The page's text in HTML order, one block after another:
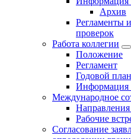
Архив
Регламенты
проверок
Работа коллегии
Положение
Регламент
Годовой план
Информация
Международное
Направления
Рабочие
Согласование